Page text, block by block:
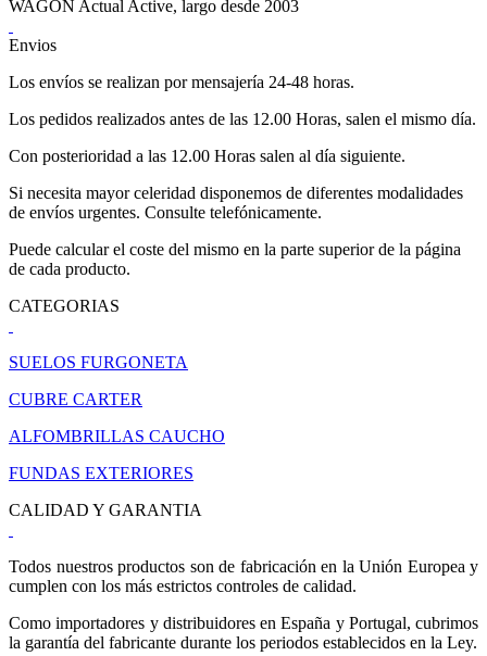
WAGON Actual Active, largo desde 2003
Envios
Los envíos se realizan por mensajería 24-48 horas.
Los pedidos realizados antes de las 12.00 Horas, salen el mismo día.
Con posterioridad a las 12.00 Horas salen al día siguiente.
Si necesita mayor celeridad disponemos de diferentes modalidades
de envíos urgentes. Consulte telefónicamente.
Puede calcular el coste del mismo en la parte superior de la página
de cada producto.
CATEGORIAS
SUELOS FURGONETA
CUBRE CARTER
ALFOMBRILLAS CAUCHO
FUNDAS EXTERIORES
CALIDAD Y GARANTIA
Todos nuestros productos son de fabricación en la Unión Europea y
cumplen con los más estrictos controles de calidad.
Como importadores y distribuidores en España y Portugal, cubrimos
la garantía del fabricante durante los periodos establecidos en la Ley.